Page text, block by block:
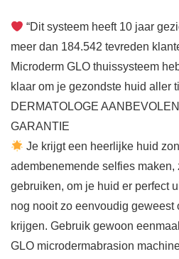
“Dit systeem heeft 10 jaar
meer dan 184.542 tevreden
Microderm GLO thuissysteem
klaar om je gezondste huid aller
DERMATOLOGE
GARANTIE
Je krijgt een heerlijke huid
adembenemende selfies maken,
gebruiken, om je huid er perfect
nog nooit zo eenvoudig geweest
krijgen. Gebruik gewoon
GLO microdermabrasion